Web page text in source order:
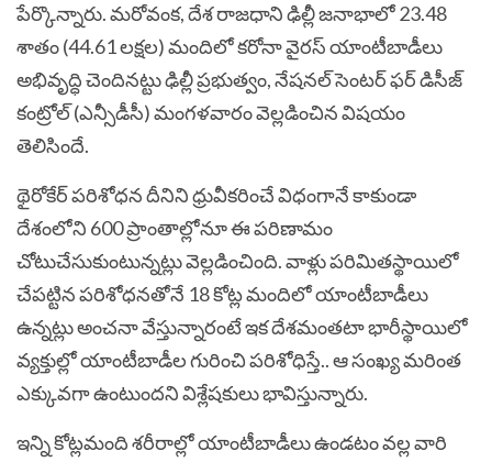
పేర్కొన్నారు. మరోవంక, దేశ రాజధాని ఢిల్లీ జనాభాలో 23.48
శాతం (44.61 లక్షల) మందిలో కరోనా వైరస్‌ యాంటీబాడీలు
అభివృద్ధి చెందినట్టు ఢిల్లీ ప్రభుత్వం‌, నేషనల్‌ సెంటర్‌ ఫర్‌ డిసీజ్‌
కంట్రోల్‌ (ఎన్సీడీసీ) మంగళవారం వెల్లడించిన విషయం
తెలిసిందే.
థైరోకేర్‌ పరిశోధన దీనిని ధ్రువీకరించే విధంగానే కాకుండా
దేశంలోని 600 ప్రాంతాల్లోనూ ఈ పరిణామం
చోటుచేసుకుంటున్నట్లు వెల్లడించింది. వాళ్లు పరిమితస్థాయిలో
చేపట్టిన పరిశోధనతోనే 18 కోట్ల మందిలో యాంటీబాడీలు
ఉన్నట్లు అంచనా వేస్తున్నారంటే ఇక దేశమంతటా భారీస్థాయిలో
వ్యక్తుల్లో యాంటీబాడీల గురించి పరిశోధిస్తే.. ఆ సంఖ్య మరింత
ఎక్కువగా ఉంటుందని విశ్లేషకులు భావిస్తున్నారు.
ఇన్ని కోట్లమంది శరీరాల్లో యాంటీబాడీలు ఉండటం వల్ల వారి